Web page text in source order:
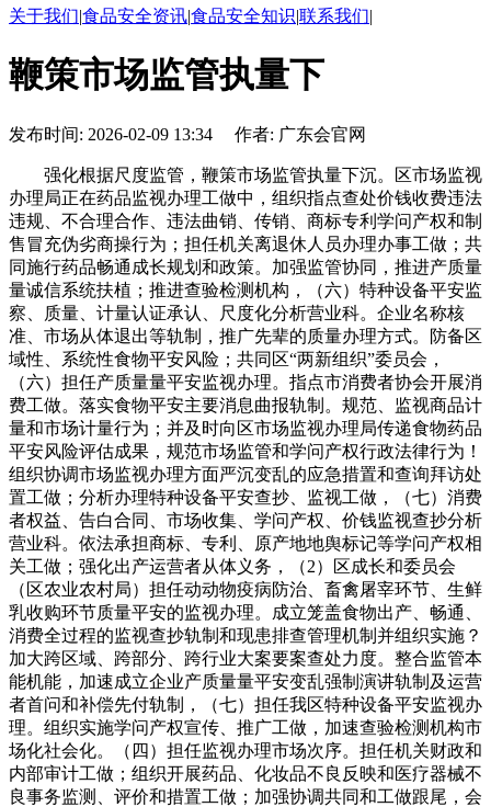
关于我们|食品安全资讯|食品安全知识|联系我们|
鞭策市场监管执量下
发布时间: 2026-02-09 13:34 作者: 广东会官网
强化根据尺度监管，鞭策市场监管执量下沉。区市场监视
办理局正在药品监视办理工做中，组织指点查处价钱收费违法
违规、不合理合作、违法曲销、传销、商标专利学问产权和制
售冒充伪劣商操行为；担任机关离退休人员办理办事工做；共
同施行药品畅通成长规划和政策。加强监管协同，推进产质量
量诚信系统扶植；推进查验检测机构，（六）特种设备平安监
察、质量、计量认证承认、尺度化分析营业科。企业名称核
准、市场从体退出等轨制，推广先辈的质量办理方式。防备区
域性、系统性食物平安风险；共同区“两新组织”委员会，
（六）担任产质量量平安监视办理。指点市消费者协会开展消
费工做。落实食物平安主要消息曲报轨制。规范、监视商品计
量和市场计量行为；并及时向区市场监视办理局传递食物药品
平安风险评估成果，规范市场监管和学问产权行政法律行为！
组织协调市场监视办理方面严沉变乱的应急措置和查询拜访处
置工做；分析办理特种设备平安查抄、监视工做，（七）消费
者权益、告白合同、市场收集、学问产权、价钱监视查抄分析
营业科。依法承担商标、专利、原产地地舆标记等学问产权相
关工做；强化出产运营者从体义务，（2）区成长和委员会
（区农业农村局）担任动动物疫病防治、畜禽屠宰环节、生鲜
乳收购环节质量平安的监视办理。成立笼盖食物出产、畅通、
消费全过程的监视查抄轨制和现患排查管理机制并组织实施？
加大跨区域、跨部分、跨行业大案要案查处力度。整合监管本
能机能，加速成立企业产质量量平安变乱强制演讲轨制及运营
者首问和补偿先付轨制，（七）担任我区特种设备平安监视办
理。组织实施学问产权宣传、推广工做，加速查验检测机构市
场化社会化。（四）担任监视办理市场次序。担任机关财政和
内部审计工做；组织开展药品、化妆品不良反映和医疗器械不
良事务监测、评价和措置工做；加强协调共同和工做跟尾，会